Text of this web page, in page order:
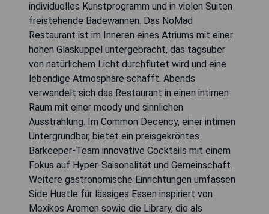
individuelles Kunstprogramm und in vielen Suiten
freistehende Badewannen. Das NoMad
Restaurant ist im Inneren eines Atriums mit einer
hohen Glaskuppel untergebracht, das tagsüber
von natürlichem Licht durchflutet wird und eine
lebendige Atmosphäre schafft. Abends
verwandelt sich das Restaurant in einen intimen
Raum mit einer moody und sinnlichen
Ausstrahlung. Im Common Decency, einer intimen
Untergrundbar, bietet ein preisgekröntes
Barkeeper-Team innovative Cocktails mit einem
Fokus auf Hyper-Saisonalität und Gemeinschaft.
Weitere gastronomische Einrichtungen umfassen
Side Hustle für lässiges Essen inspiriert von
Mexikos Aromen sowie die Library, die als